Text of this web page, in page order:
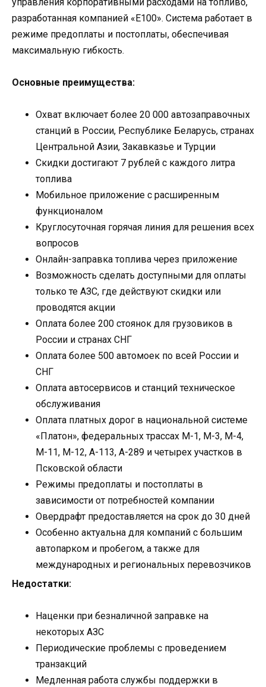
разработанная компанией «Е100». Система работает в
режиме предоплаты и постоплаты, обеспечивая
максимальную гибкость.
Основные преимущества:
Охват включает более 20 000 автозаправочных
станций в России, Республике Беларусь, странах
Центральной Азии, Закавказье и Турции
Скидки достигают 7 рублей с каждого литра
топлива
Мобильное приложение с расширенным
функционалом
Круглосуточная горячая линия для решения всех
вопросов
Онлайн-заправка топлива через приложение
Возможность сделать доступными для оплаты
только те АЗС, где действуют скидки или
проводятся акции
Оплата более 200 стоянок для грузовиков в
России и странах СНГ
Оплата более 500 автомоек по всей России и
СНГ
Оплата автосервисов и станций техническое
обслуживания
Оплата платных дорог в национальной системе
«Платон», федеральных трассах М-1, М-3, М-4,
М-11, М-12, А-113, А-289 и четырех участков в
Псковской области
Режимы предоплаты и постоплаты в
зависимости от потребностей компании
Овердрафт предоставляется на срок до 30 дней
Особенно актуальна для компаний с большим
автопарком и пробегом, а также для
международных и региональных перевозчиков
Недостатки:
Наценки при безналичной заправке на
некоторых АЗС
Периодические проблемы с проведением
транзакций
Медленная работа службы поддержки в